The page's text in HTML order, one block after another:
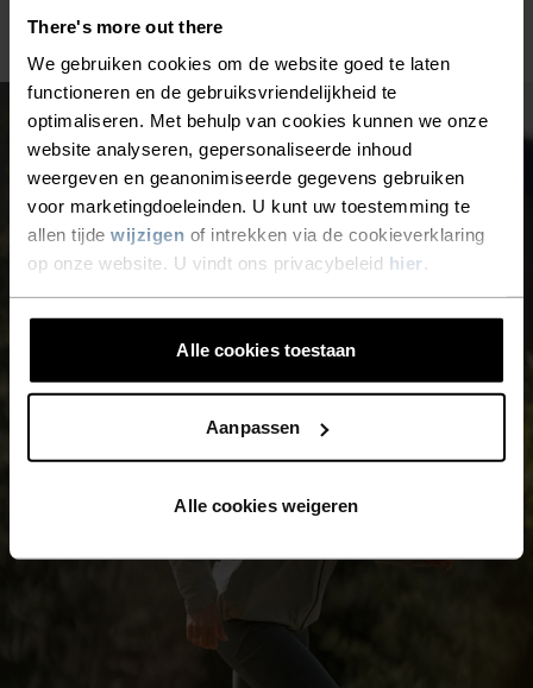
There's more out there
We gebruiken cookies om de website goed te laten
functioneren en de gebruiksvriendelijkheid te
optimaliseren. Met behulp van cookies kunnen we onze
website analyseren, gepersonaliseerde inhoud
weergeven en geanonimiseerde gegevens gebruiken
voor marketingdoeleinden. U kunt uw toestemming te
allen tijde wijzigen of intrekken via de cookieverklaring
op onze website. U vindt ons privacybeleid hier .
Alle cookies toestaan
Aanpassen
Alle cookies weigeren